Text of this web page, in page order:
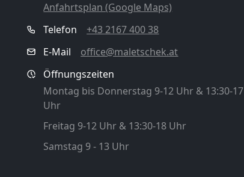
Anfahrtsplan (Google Maps)
Telefon
+43 2167 400 38
E-Mail
office@maletschek.at
Öffnungszeiten
Montag bis Donnerstag 9-12 Uhr & 13:30-17
Uhr
Freitag 9-12 Uhr & 13:30-18 Uhr
Samstag 9 - 13 Uhr